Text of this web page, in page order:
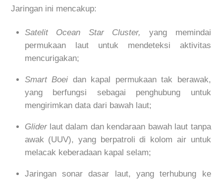
Jaringan ini mencakup:
Satelit Ocean Star Cluster,
yang memindai
permukaan laut untuk mendeteksi aktivitas
mencurigakan;
Smart Boei dan kapal permukaan tak berawak,
yang berfungsi sebagai penghubung untuk
mengirimkan data dari bawah laut;
Gliderlaut dalam dan kendaraan bawah laut tanpa
awak (UUV), yang berpatroli di kolom air untuk
melacak keberadaan kapal selam;
Jaringan sonar dasar laut, yang terhubung ke